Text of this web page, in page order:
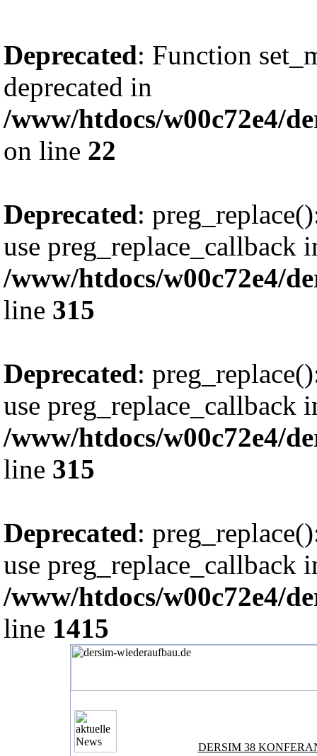
Deprecated: Function
deprecated in
/www/htdocs/w00c72e4/
on line 22
Deprecated:
use preg_replace_callback
/www/htdocs/w00c72e4/
line 315
Deprecated:
use preg_replace_callback
/www/htdocs/w00c72e4/
line 315
Deprecated:
use preg_replace_callback
/www/htdocs/w00c72e4/
line 1415
DERSIM 38